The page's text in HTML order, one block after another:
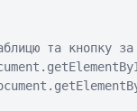
та кнопку за